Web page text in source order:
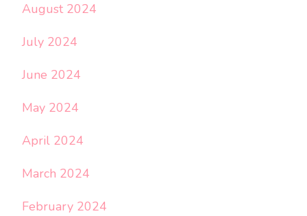
August 2024
July 2024
June 2024
May 2024
April 2024
March 2024
February 2024